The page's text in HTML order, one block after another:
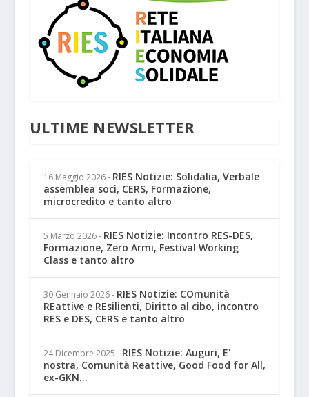
ULTIME NEWSLETTER
16 Maggio 2026 - RIES Notizie: Solidalia, Verbale
assemblea soci, CERS, Formazione,
microcredito e tanto altro
5 Marzo 2026 - RIES Notizie: Incontro RES-DES,
Formazione, Zero Armi, Festival Working
Class e tanto altro
30 Gennaio 2026 - RIES Notizie: COmunità
REattive e REsilienti, Diritto al cibo, incontro
RES e DES, CERS e tanto altro
24 Dicembre 2025 - RIES Notizie: Auguri, E'
nostra, Comunità Reattive, Good Food for All,
ex-GKN...